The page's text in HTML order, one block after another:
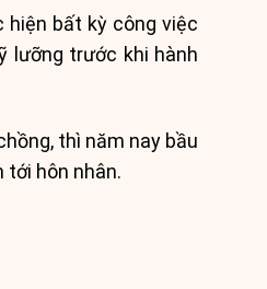
hiện bất kỳ công việc
lưỡng trước khi hành
thì năm nay bầu
tới hôn nhân.